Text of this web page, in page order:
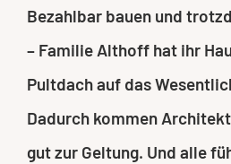
Bezahlbar bauen und
– Familie Althoff hat ihr
Pultdach auf das
Dadurch kommen
gut zur Geltung. Und alle